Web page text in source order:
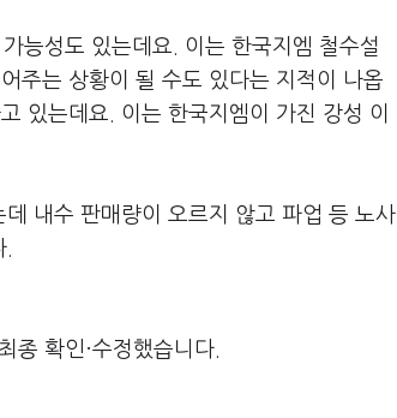
능성도 있는데요. 이는 한국지엠 철수설
주는 상황이 될 수도 있다는 지적이 나옵
있는데요. 이는 한국지엠이 가진 강성 이
내수 판매량이 오르지 않고 파업 등 노사
종 확인·수정했습니다.